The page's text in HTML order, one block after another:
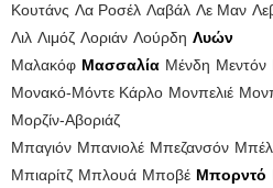
Κουτάνς Λα Ροσέλ Λαβάλ Λε Μαν
Λιλ Λιμόζ Λοριάν Λούρδη Λυών
Μαλακόφ Μασσαλία Μένδη Μεντόν
Μονακό-Μόντε Κάρλο Μονπελιέ
Μορζίν-Αβοριάζ
Μπαγιόν Μπανιολέ Μπεζανσόν
Μπιαρίτζ Μπλουά Μποβέ Μπορντό